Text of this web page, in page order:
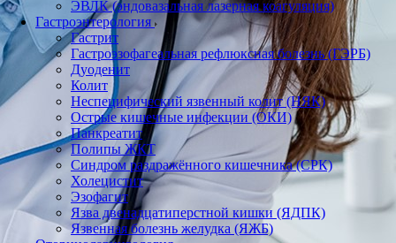
ЭВЛК (эндовазальная лазерная коагуляция)
Гастроэнтерология
Гастрит
Гастроэзофагеальная рефлюксная болезнь (ГЭРБ)
Дуоденит
Колит
Неспецифический язвенный колит (НЯК)
Острые кишечные инфекции (ОКИ)
Панкреатит
Полипы ЖКТ
Синдром раздражённого кишечника (СРК)
Холецистит
Эзофагит
Язва двенадцатиперстной кишки (ЯДПК)
Язвенная болезнь желудка (ЯЖБ)